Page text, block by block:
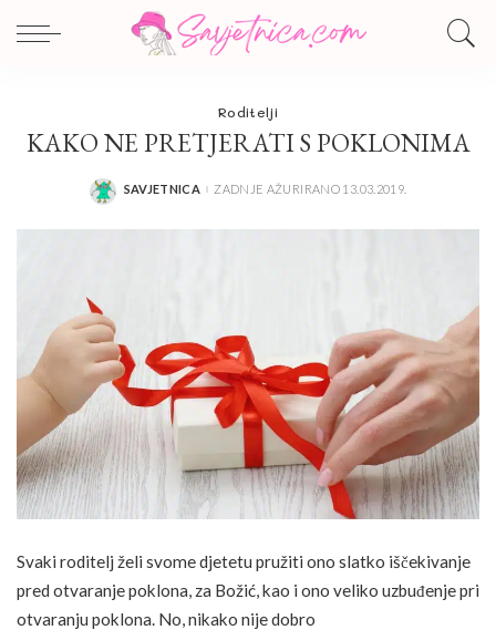
Roditelji
KAKO NE PRETJERATI S POKLONIMA
POSTED
SAVJETNICA ZADNJE AŽURIRANO 13.03.2019.
Svaki roditelj želi svome djetetu pružiti ono slatko iščekivanje
pred otvaranje poklona, za Božić, kao i ono veliko uzbuđenje pri
otvaranju poklona. No, nikako nije dobro